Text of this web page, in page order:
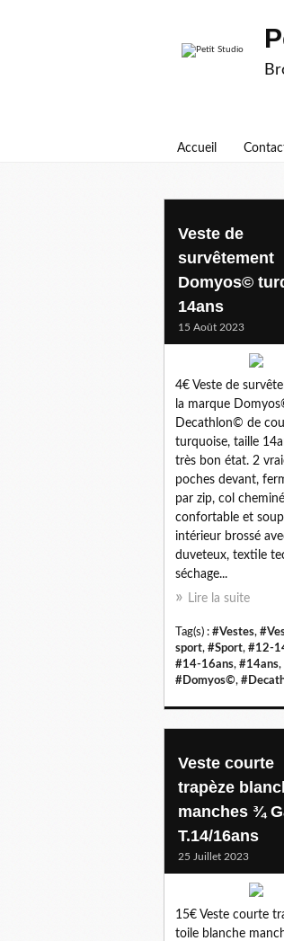
Accueil
14-16ans
Veste de
survêtement
Domyos©
14ans
15 Août 2023
4€ Veste de
la marque
Decathlon© de
turquoise, taille
très bon état. 2
poches devant,
par zip, col
confortable et
intérieur brossé
duveteux, textile
séchage...
Lire la suite
Tag(s) : #Vestes,
sport, #Sport, #12-
#14-16ans, #14ans,
#Domyos©,
Veste courte
trapèze
manches ¾
T.14/16ans
25 Juillet 2023
15€ Veste courte
toile blanche